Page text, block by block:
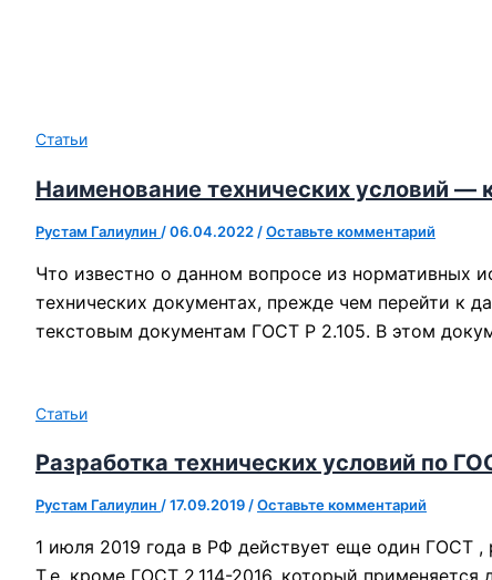
Статьи
Наименование технических условий —
Рустам Галиулин /06.04.2022 /Оставьте комментарий
Что известно о данном вопросе из нормативных
технических документах, прежде чем перейти к
текстовым документам ГОСТ Р 2.105. В этом
Статьи
Разработка технических условий по
Рустам Галиулин /17.09.2019/Оставьте комментарий
1 июля 2019 года в РФ действует еще один ГОСТ ,